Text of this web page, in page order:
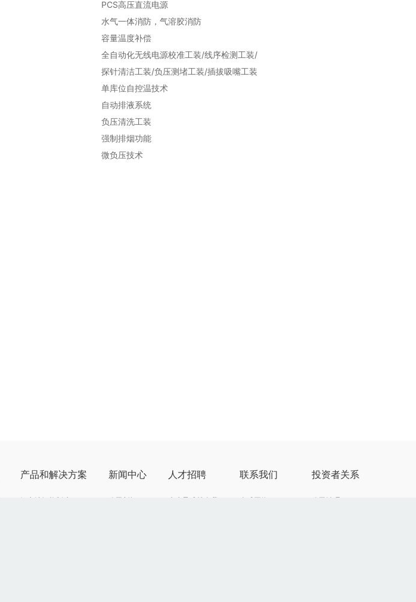
PCS高压直流电源
水气一体消防，气溶胶消防
容量温度补偿
全自动化无线电源校准工装/线序检测工装/
探针清洁工装/负压测堵工装/插拔吸嘴工装
单库位自控温技术
自动排液系统
负压清洗工装
强制排烟功能
微负压技术
产品和解决方案
锂电池智能制造
新闻中心
公司新闻
人才招聘
来先导成就自我
联系我们
全球网络
投资者关系
公司治理